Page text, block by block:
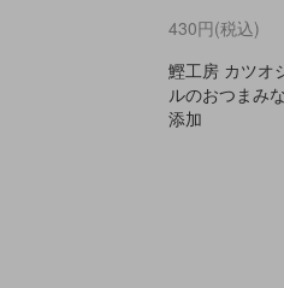
430円(税込)
鰹工房 カツ
ルのおつまみ
添加